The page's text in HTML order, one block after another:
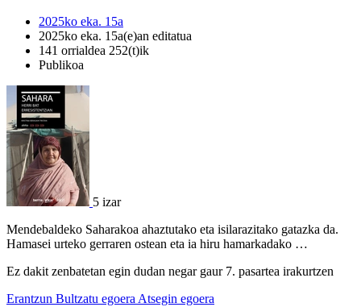
2025ko eka. 15a
2025ko eka. 15a(e)an editatua
141 orrialdea 252(t)ik
Publikoa
5 izar
Mendebaldeko Saharakoa ahaztutako eta isilarazitako gatazka da.
Hamasei urteko gerraren ostean eta ia hiru hamarkadako …
Ez dakit zenbatetan egin dudan negar gaur 7. pasartea irakurtzen
Erantzun Bultzatu egoera Atsegin egoera